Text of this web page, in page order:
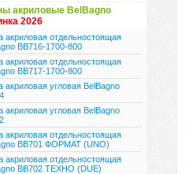
акриловые BelBagno
2026
акриловая отдельностоящая
BB716-1700-800
акриловая отдельностоящая
BB717-1700-800
акриловая угловая BelBagno
акриловая угловая BelBagno
акриловая отдельностоящая
BB701 ФОРМАТ (UNO)
акриловая отдельностоящая
BB702 ТЕХНО (DUE)